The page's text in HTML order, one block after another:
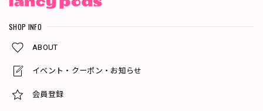
SHOP INFO
ABOUT
イベント・クーポン・お知らせ
会員登録